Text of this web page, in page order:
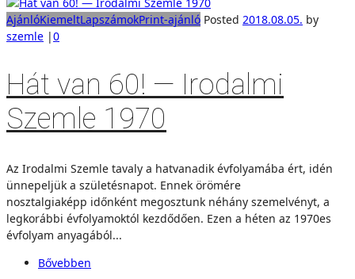
AjánlóKiemeltLapszámokPrint-ajánló Posted 2018.08.05. by
szemle |0
Hát van 60! — Irodalmi
Szemle 1970
Az Irodalmi Szemle tavaly a hatvanadik évfolyamába ért, idén
ünnepeljük a születésnapot. Ennek örömére
nosztalgiaképp időnként megosztunk néhány szemelvényt, a
legkorábbi évfolyamoktól kezdődően. Ezen a héten az 1970es
évfolyam anyagából...
Bővebben